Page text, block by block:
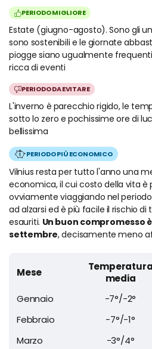
PERIODO MIGLIORE
Estate (giugno-agosto). Sono gli
sono sostenibili e le giornate
piogge siano ugualmente
ricca di eventi
PERIODO DA EVITARE
L'inverno è parecchio rigido, le
sotto lo zero e pochissime ore di
bellissima
PERIODO PIÙ ECONOMICO
Vilnius resta per tutto l'anno una
economica, il cui costo della vita è
ovviamente viaggiando nel
ad alzarsi ed è più facile il rischio
esauriti. Un buon compromesso
settembre, decisamente meno
Mese
Temperatura
media
Gennaio
-7°/-2°
Febbraio
-7°/-1°
Marzo
-3°/4°